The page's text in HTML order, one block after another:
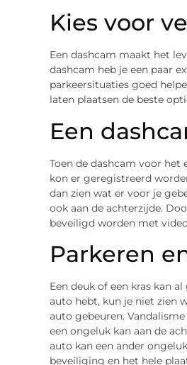
Kies voor
Een dashcam maakt het
dashcam heb je een paar
parkeersituaties goed
laten plaatsen de beste
Een
Toen de dashcam voor het
kon er geregistreerd
dan zien wat er voor je
ook aan de achterzijde.
beveiligd worden met
Parkeren
Een deuk of een kras kan
auto hebt, kun je niet zien
auto gebeuren.
een ongeluk kan aan de
auto kan een ander
beveiliging en het hele